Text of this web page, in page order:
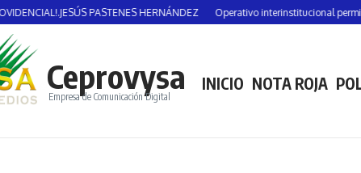
PASTENES HERNÁNDEZ Operativo interinstitucional permite a
Ceprovysa
Empresa de Comunicación Digital
INICIO NOTA ROJA